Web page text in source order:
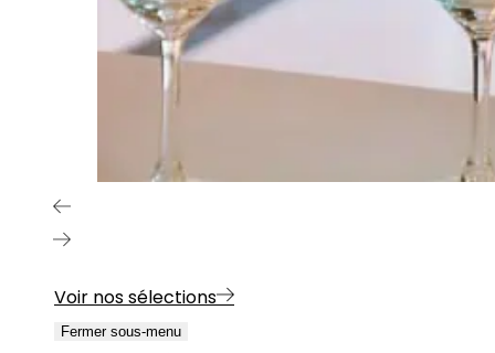
Voir nos sélections
Fermer sous-menu